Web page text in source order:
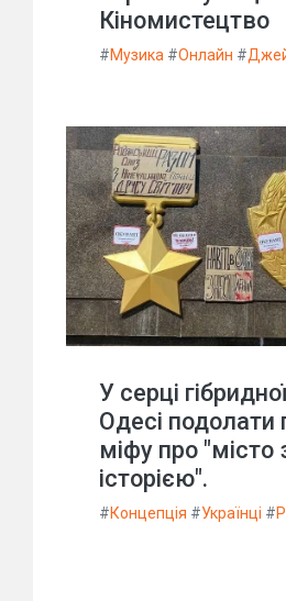
Кіномистецтво
#Музика #Онлайн #
У серці
Одесі подолати
міфу про "місто
історією".
#Концепція #Українці #